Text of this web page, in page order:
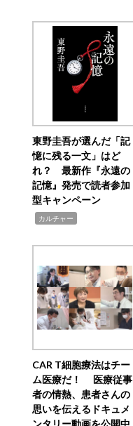
東野圭吾が選んだ「記
憶に残る一文」はど
れ？ 最新作『永遠の
記憶』発売で読者参加
型キャンペーン
カルチャー
CAR T細胞療法はチー
ム医療だ！ 医療従事
者の情熱、患者さんの
思いを伝えるドキュメ